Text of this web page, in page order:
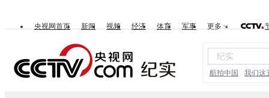
央视网首页 新闻 视频 经济 体育 军事 更多
航拍中国 我们这